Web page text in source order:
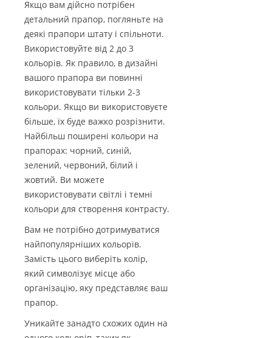
Якщо вам дійсно потрібен
детальний прапор, погляньте на
деякі прапори штату і спільноти.
Використовуйте від 2 до 3
кольорів. Як правило, в дизайні
вашого прапора ви повинні
використовувати тільки 2-3
кольори. Якщо ви використовуєте
більше, їх буде важко розрізнити.
Найбільш поширені кольори на
прапорах: чорний, синій,
зелений, червоний, білий і
жовтий. Ви можете
використовувати світлі і темні
кольори для створення контрасту.
Вам не потрібно дотримуватися
найпопулярніших кольорів.
Замість цього виберіть колір,
який символізує місце або
організацію, яку представляє ваш
прапор.
Уникайте занадто схожих один на